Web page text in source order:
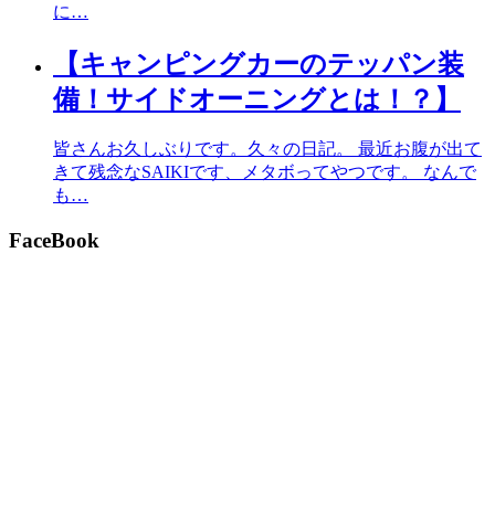
に…
【キャンピングカーのテッパン装
備！サイドオーニングとは！？】
皆さんお久しぶりです。久々の日記。 最近お腹が出て
きて残念なSAIKIです、メタボってやつです。 なんで
も…
FaceBook